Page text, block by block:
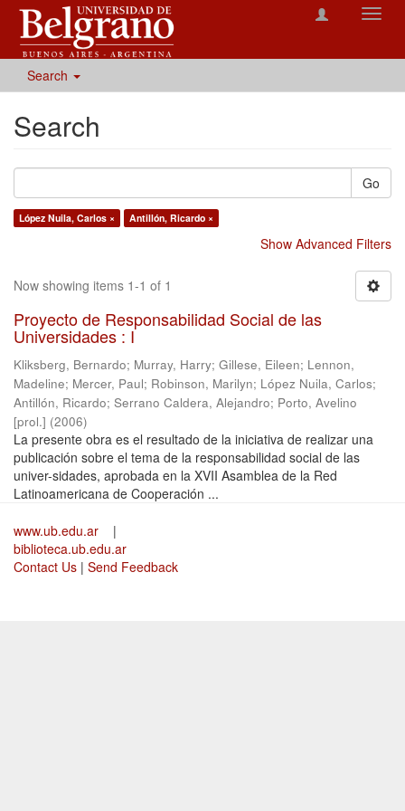
Search
Search
Go
López Nuila, Carlos × Antillón, Ricardo ×
Show Advanced Filters
Now showing items 1-1 of 1
Proyecto de Responsabilidad Social de las
Universidades : I
Kliksberg, Bernardo; Murray, Harry; Gillese, Eileen; Lennon,
Madeline; Mercer, Paul; Robinson, Marilyn; López Nuila, Carlos;
Antillón, Ricardo; Serrano Caldera, Alejandro; Porto, Avelino
[prol.] (2006)
La presente obra es el resultado de la iniciativa de realizar una
publicación sobre el tema de la responsabilidad social de las
univer-sidades, aprobada en la XVII Asamblea de la Red
Latinoamericana de Cooperación ...
www.ub.edu.ar
|
biblioteca.ub.edu.ar
Contact Us | Send Feedback